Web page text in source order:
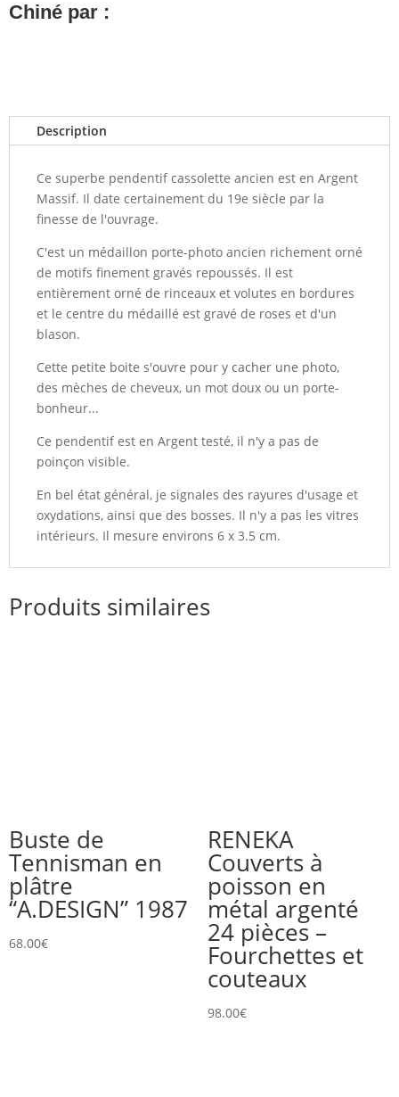
Chiné par :
Description
Ce superbe pendentif cassolette ancien est en Argent
Massif. Il date certainement du 19e siècle par la
finesse de l'ouvrage.
C'est un médaillon porte-photo ancien richement orné
de motifs finement gravés repoussés. Il est
entièrement orné de rinceaux et volutes en bordures
et le centre du médaillé est gravé de roses et d'un
blason.
Cette petite boite s'ouvre pour y cacher une photo,
des mèches de cheveux, un mot doux ou un porte-
bonheur...
Ce pendentif est en Argent testé, il n'y a pas de
poinçon visible.
En bel état général, je signales des rayures d'usage et
oxydations, ainsi que des bosses. Il n'y a pas les vitres
intérieurs. Il mesure environs 6 x 3.5 cm.
Produits similaires
Buste de
Tennisman en
plâtre
“A.DESIGN” 1987
68.00€
RENEKA
Couverts à
poisson en
métal argenté
24 pièces –
Fourchettes et
couteaux
98.00€